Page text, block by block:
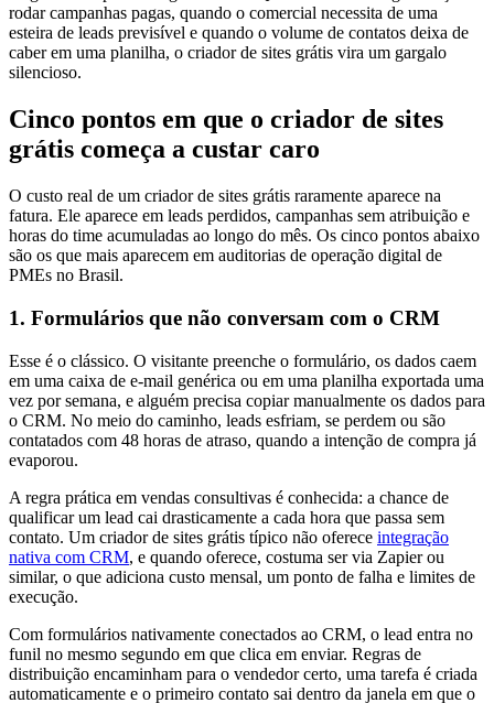
rodar campanhas pagas, quando o comercial necessita de uma
esteira de leads previsível e quando o volume de contatos deixa de
caber em uma planilha, o criador de sites grátis vira um gargalo
silencioso.
Cinco pontos em que o criador de sites
grátis começa a custar caro
O custo real de um criador de sites grátis raramente aparece na
fatura. Ele aparece em leads perdidos, campanhas sem atribuição e
horas do time acumuladas ao longo do mês. Os cinco pontos abaixo
são os que mais aparecem em auditorias de operação digital de
PMEs no Brasil.
1. Formulários que não conversam com o CRM
Esse é o clássico. O visitante preenche o formulário, os dados caem
em uma caixa de e-mail genérica ou em uma planilha exportada uma
vez por semana, e alguém precisa copiar manualmente os dados para
o CRM. No meio do caminho, leads esfriam, se perdem ou são
contatados com 48 horas de atraso, quando a intenção de compra já
evaporou.
A regra prática em vendas consultivas é conhecida: a chance de
qualificar um lead cai drasticamente a cada hora que passa sem
contato. Um criador de sites grátis típico não oferece integração
nativa com CRM, e quando oferece, costuma ser via Zapier ou
similar, o que adiciona custo mensal, um ponto de falha e limites de
execução.
Com formulários nativamente conectados ao CRM, o lead entra no
funil no mesmo segundo em que clica em enviar. Regras de
distribuição encaminham para o vendedor certo, uma tarefa é criada
automaticamente e o primeiro contato sai dentro da janela em que o